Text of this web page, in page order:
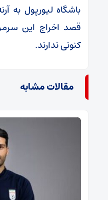
باشگاه لیورپول به
قصد اخراج این
کنونی ندارند.
مقالات مشابه